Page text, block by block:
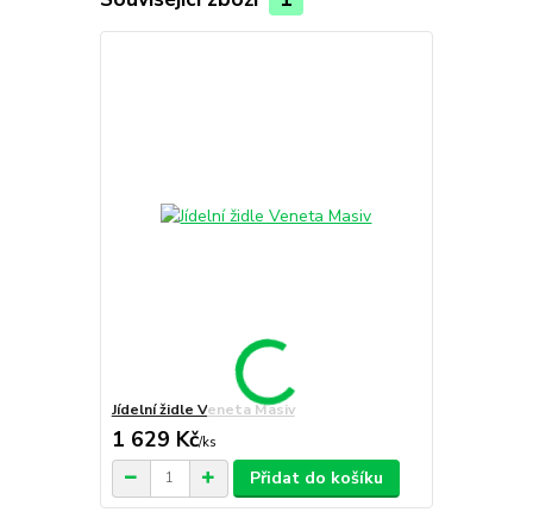
Jídelní židle Veneta Masiv
1 629 Kč/ks
Přidat do košíku